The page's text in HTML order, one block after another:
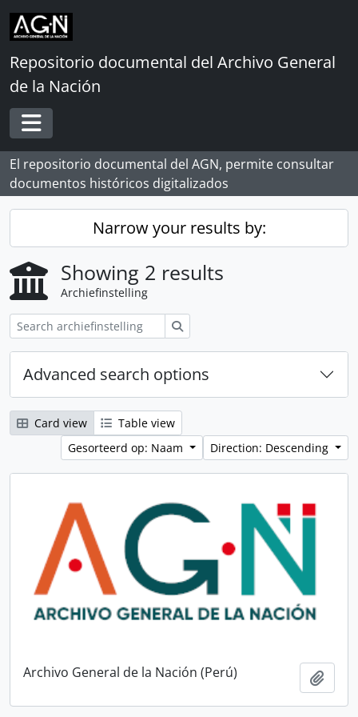
Skip to main content
Repositorio documental del Archivo General
de la Nación
Toggle navigation
El repositorio documental del AGN, permite consultar
documentos históricos digitalizados
Narrow your results by:
Showing 2 results
Archiefinstelling
Advanced search options
Card view
Table view
Gesorteerd op: Naam
Direction: Descending
Archivo General de la Nación (Perú)